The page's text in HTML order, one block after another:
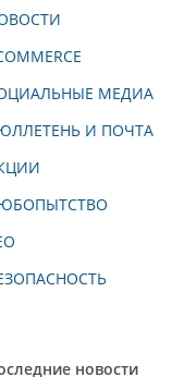
МЕДИА
И ПОЧТА
новости